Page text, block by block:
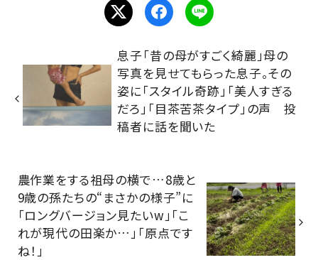
息子「昔の母がすごく綺麗」母の
写真を見せてもらった息子。その
姿に「スタイル奇跡」「美人すぎる
だろ」「目茶苦茶タイプ」の声 投
稿者に話を聞いた
農作業をする祖母の横で…8歳と
9歳の孫たちの“まさかの様子”に
「ロングバージョン見たいw」「こ
れが現代の田楽か…」「原点です
ね！」